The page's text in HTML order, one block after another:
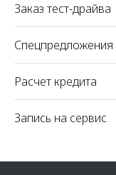
Заказ тест-драйва
Спецпредложения
Расчет кредита
Запись на сервис